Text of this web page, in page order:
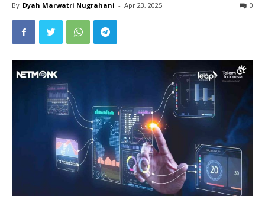
By Dyah Marwatri Nugrahani - Apr 23, 2025 0